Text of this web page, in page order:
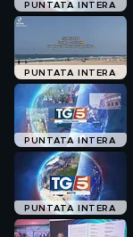
PUNTATA INTERA
PUNTATA INTERA
PUNTATA INTERA
PUNTATA INTERA